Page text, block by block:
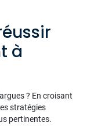
à
? En croisant
stratégies
pertinentes.